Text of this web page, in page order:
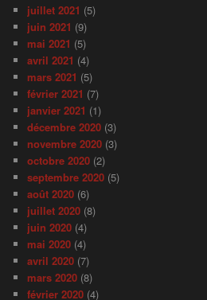
juillet 2021 (5)
juin 2021 (9)
mai 2021 (5)
avril 2021 (4)
mars 2021 (5)
février 2021 (7)
janvier 2021 (1)
décembre 2020 (3)
novembre 2020 (3)
octobre 2020 (2)
septembre 2020 (5)
août 2020 (6)
juillet 2020 (8)
juin 2020 (4)
mai 2020 (4)
avril 2020 (7)
mars 2020 (8)
février 2020 (4)